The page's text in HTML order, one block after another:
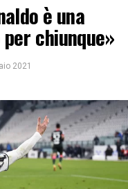
è una
chiunque»
2021